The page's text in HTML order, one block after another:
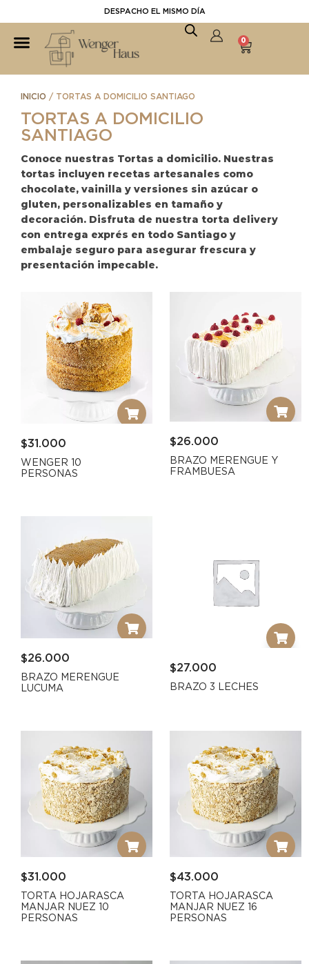
DESPACHO EL MISMO DÍA
0
INICIO / TORTAS A DOMICILIO SANTIAGO
TORTAS A DOMICILIO
SANTIAGO
Conoce nuestras Tortas a domicilio. Nuestras
tortas incluyen recetas artesanales como
chocolate, vainilla y versiones sin azúcar o
gluten, personalizables en tamaño y
decoración. Disfruta de nuestra torta delivery
con entrega exprés en todo Santiago y
embalaje seguro para asegurar frescura y
presentación impecable.
$31.000
WENGER 10
PERSONAS
$26.000
BRAZO MERENGUE Y
FRAMBUESA
$26.000
BRAZO MERENGUE
LUCUMA
$27.000
BRAZO 3 LECHES
$31.000
TORTA HOJARASCA
MANJAR NUEZ 10
PERSONAS
$43.000
TORTA HOJARASCA
MANJAR NUEZ 16
PERSONAS